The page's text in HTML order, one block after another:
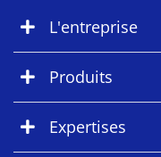
L'entreprise
Produits
Expertises